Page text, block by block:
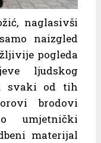
naglasivši
naizgled
pogleda
ljudskog
svaki od tih
brodovi
umjetnički
materijal